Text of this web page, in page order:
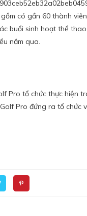
có gần 60 thành
buổi sinh hoạt thể
năm qua.
Pro tổ chức thực hiện
Pro đứng ra tổ chức